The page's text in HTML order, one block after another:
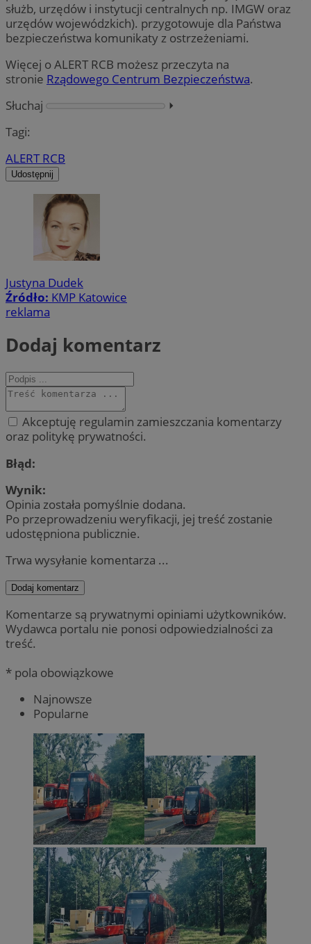
służb, urzędów i instytucji centralnych np. IMGW oraz
urzędów wojewódzkich). przygotowuje dla Państwa
bezpieczeństwa komunikaty z ostrzeżeniami.
Więcej o ALERT RCB możesz przeczyta na
stronie Rządowego Centrum Bezpieczeństwa.
Słuchaj
⏵︎
Tagi:
ALERT RCB
Udostępnij
Justyna Dudek
Źródło: KMP Katowice
reklama
Dodaj komentarz
Akceptuję regulamin zamieszczania komentarzy
oraz politykę prywatności.
Błąd:
Wynik:
Opinia została pomyślnie dodana.
Po przeprowadzeniu weryfikacji, jej treść zostanie
udostępniona publicznie.
Trwa wysyłanie komentarza ...
Dodaj komentarz
Komentarze są prywatnymi opiniami użytkowników.
Wydawca portalu nie ponosi odpowiedzialności za
treść.
* pola obowiązkowe
Najnowsze
Popularne